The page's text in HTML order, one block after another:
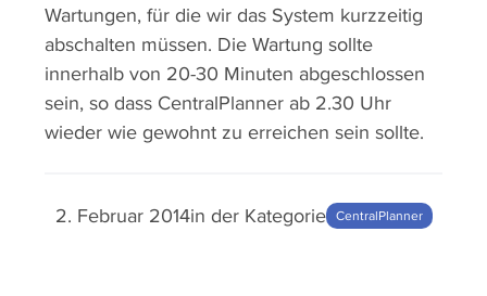
Wartungen, für die wir das System kurzzeitig
abschalten müssen. Die Wartung sollte
innerhalb von 20-30 Minuten abgeschlossen
sein, so dass CentralPlanner ab 2.30 Uhr
wieder wie gewohnt zu erreichen sein sollte.
2. Februar 2014in der Kategorie CentralPlanner